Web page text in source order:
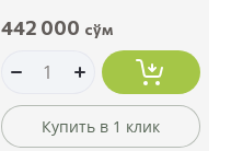
442 000 сўм
Купить в 1 клик